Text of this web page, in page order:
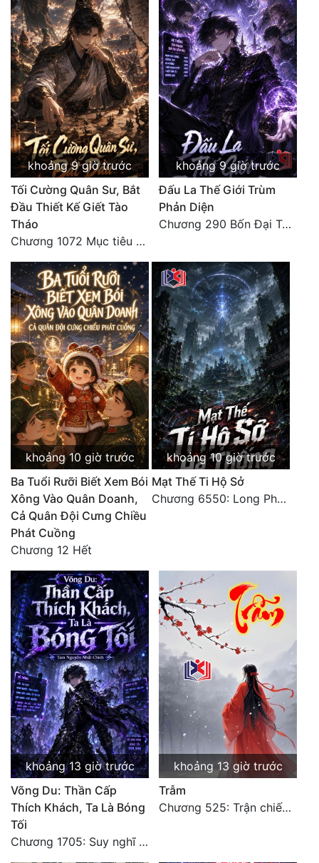
Tu Chân
Tu Tiên
Tội Phạm
Vô Địch
Võ Hiệp
Võng Du
Xuyên Không
Xuyên Nhanh
Xuyên Sách
Xuyên Thư
Điền Văn
Đô Thị
Đông Phương
Đông Phương Huyền Huyễn
Đồng Nhân
Cẩu Đạo Trường Sinh
Ngự Thú
Truyện Nam
Truyện Nữ
Vô Địch Lưu
Xây Dựng Thế Lực
Đam Mỹ
Đẹp
Đẹp Hiệp
Tính Cách Nhân Vật :
Cơ Trí
Sát Phạt Quyết Đoán
Vô Sỉ
Điềm Đạm
khoảng 9 giờ trước
Tối Cường Quân Sư, Bắt
Đầu Thiết Kế Giết Tào
Tháo
Chương 1072 Mục tiêu của chúng ta là biển sao trời (2/2)
khoảng 9 giờ trước
Đấu La Thế Giới Trùm
Phản Diện
Chương 290 Bốn Đại Tông Môn Đơn Thuộc Tính Vô Cùng Thê Lương
khoảng 10 giờ trước
Ba Tuổi Rưỡi Biết Xem Bói
Xông Vào Quân Doanh,
Cả Quân Đội Cưng Chiều
Phát Cuồng
Chương 12 Hết
khoảng 10 giờ trước
Mạt Thế Ti Hộ Sở
Chương 6550: Long Phượng Thần Trận
khoảng 13 giờ trước
Võng Du: Thần Cấp
Thích Khách, Ta Là Bóng
Tối
Chương 1705: Suy nghĩ sinh tồn của Vô Danh Tuyết!
khoảng 13 giờ trước
Trẫm
Chương 525: Trận chiến tấn công phòng thủ Macao (2)